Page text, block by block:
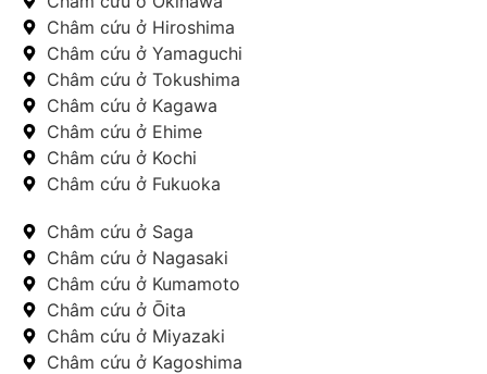
Châm cứu ở Hiroshima
Châm cứu ở Yamaguchi
Châm cứu ở Tokushima
Châm cứu ở Kagawa
Châm cứu ở Ehime
Châm cứu ở Kochi
Châm cứu ở Fukuoka
Châm cứu ở Saga
Châm cứu ở Nagasaki
Châm cứu ở Kumamoto
Châm cứu ở Ōita
Châm cứu ở Miyazaki
Châm cứu ở Kagoshima